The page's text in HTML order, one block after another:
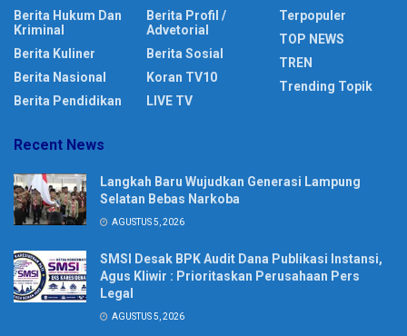
Berita Hukum Dan
Kriminal
Berita Kuliner
Berita Nasional
Berita Pendidikan
Berita Profil /
Advetorial
Berita Sosial
Koran TV10
LIVE TV
Terpopuler
TOP NEWS
TREN
Trending Topik
Recent News
Langkah Baru Wujudkan Generasi Lampung
Selatan Bebas Narkoba
AGUSTUS 5, 2026
SMSI Desak BPK Audit Dana Publikasi Instansi,
Agus Kliwir : Prioritaskan Perusahaan Pers
Legal
AGUSTUS 5, 2026